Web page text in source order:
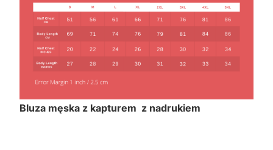
Bluza męska z kapturem z nadrukiem